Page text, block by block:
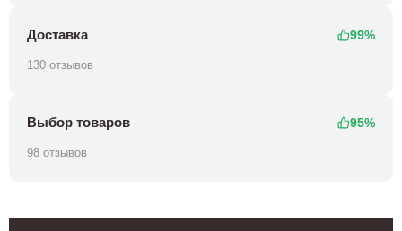
Доставка 99%
130 отзывов
Выбор товаров 95%
98 отзывов